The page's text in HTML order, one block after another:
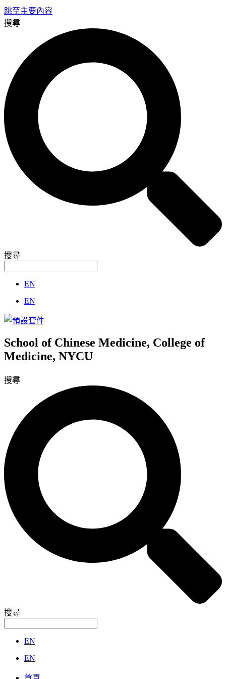
跳至主要內容
搜尋
搜尋
EN
EN
School of Chinese Medicine, College of
Medicine, NYCU
搜尋
搜尋
EN
EN